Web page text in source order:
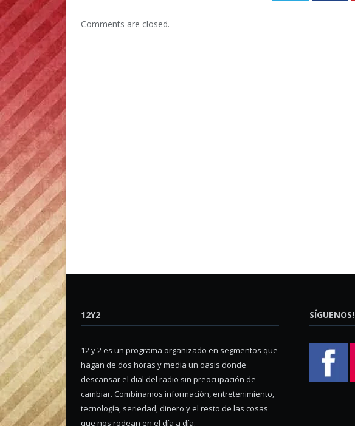
Comments are closed.
12Y2
12 y 2 es un programa organizado en segmentos que
hagan de dos horas y media un oasis donde
descansar el dial del radio sin preocupación de
cambiar. Combinamos información, entretenimiento,
tecnología, seriedad, dinero y el resto de las cosas
que nos rodean en el día a día.
SÍGUENOS!